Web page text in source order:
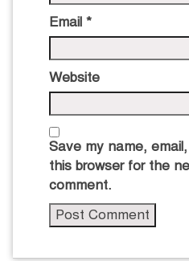
Email *
Website
Save my name,
this browser for the
comment.